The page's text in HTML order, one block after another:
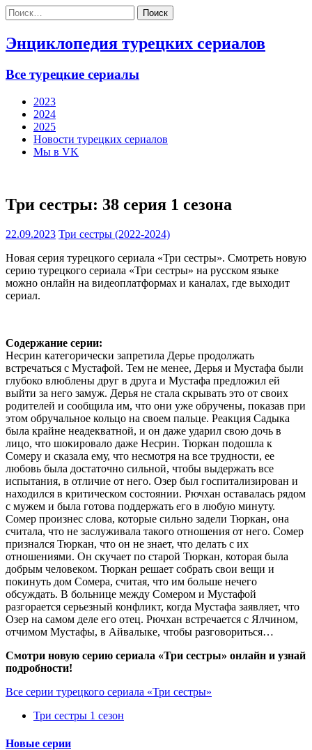
Найти:
Энциклопедия турецких сериалов
Все турецкие сериалы
2023
2024
2025
Новости турецких сериалов
Мы в VK
Три сестры: 38 серия 1 сезона
22.09.2023 Три сестры (2022-2024)
Новая серия турецкого сериала «Три сестры». Смотреть новую
серию турецкого сериала «Три сестры» на русском языке
можно онлайн на видеоплатформах и каналах, где выходит
сериал.
Содержание серии:
Несрин категорически запретила Дерье продолжать
встречаться с Мустафой. Тем не менее, Дерья и Мустафа были
глубоко влюблены друг в друга и Мустафа предложил ей
выйти за него замуж. Дерья не стала скрывать это от своих
родителей и сообщила им, что они уже обручены, показав при
этом обручальное кольцо на своем пальце. Реакция Садыка
была крайне неадекватной, и он даже ударил свою дочь в
лицо, что шокировало даже Несрин. Тюркан подошла к
Сомеру и сказала ему, что несмотря на все трудности, ее
любовь была достаточно сильной, чтобы выдержать все
испытания, в отличие от него. Озер был госпитализирован и
находился в критическом состоянии. Рючхан оставалась рядом
с мужем и была готова поддержать его в любую минуту.
Сомер произнес слова, которые сильно задели Тюркан, она
считала, что не заслуживала такого отношения от него. Сомер
признался Тюркан, что он не знает, что делать с их
отношениями. Он скучает по старой Тюркан, которая была
добрым человеком. Тюркан решает собрать свои вещи и
покинуть дом Сомера, считая, что им больше нечего
обсуждать. В больнице между Сомером и Мустафой
разгорается серьезный конфликт, когда Мустафа заявляет, что
Озер на самом деле его отец. Рючхан встречается с Ялчином,
отчимом Мустафы, в Айвалыке, чтобы разговориться…
Смотри новую серию сериала «Три сестры» онлайн и узнай
подробности!
Все серии турецкого сериала «Три сестры»
Три сестры 1 сезон
Новые серии